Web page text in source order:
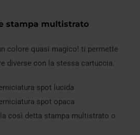
stampa multistrato
colore quasi magico! ti permette
diverse con la stessa cartuccia.
spot lucida
spot opaca
così detta stampa multistrato o